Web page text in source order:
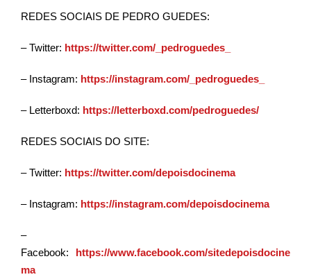
REDES SOCIAIS DE PEDRO GUEDES:
– Twitter: https://twitter.com/_pedroguedes_
– Instagram: https://instagram.com/_pedroguedes_
– Letterboxd: https://letterboxd.com/pedroguedes/
REDES SOCIAIS DO SITE:
– Twitter: https://twitter.com/depoisdocinema
– Instagram: https://instagram.com/depoisdocinema
–
Facebook: https://www.facebook.com/sitedepoisdocine
ma